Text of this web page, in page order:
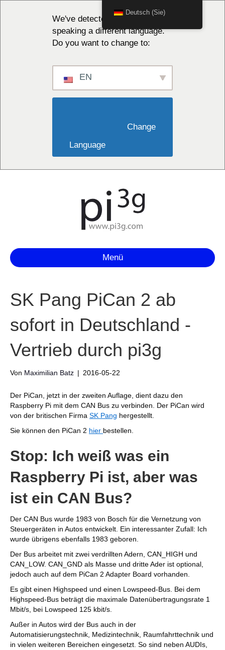
We've detected you might be
speaking a different language.
Do you want to change to:
EN
Language
Menü
SK Pang PiCan 2 ab
sofort in Deutschland -
Vertrieb durch pi3g
Von Maximilian Batz | 2016-05-22
Der PiCan, jetzt in der zweiten Auflage, dient dazu den
Raspberry Pi mit dem CAN Bus zu verbinden. Der PiCan wird
von der britischen Firma SK Pang hergestellt.
Sie können den PiCan 2 hier bestellen.
Stop: Ich weiß was ein
Raspberry Pi ist, aber was
ist ein CAN Bus?
Der CAN Bus wurde 1983 von Bosch für die Vernetzung von
Steuergeräten in Autos entwickelt. Ein interessanter Zufall: Ich
wurde übrigens ebenfalls 1983 geboren.
Der Bus arbeitet mit zwei verdrillten Adern, CAN_HIGH und
CAN_LOW. CAN_GND als Masse und dritte Ader ist optional,
jedoch auch auf dem PiCan 2 Adapter Board vorhanden.
Es gibt einen Highspeed und einen Lowspeed-Bus. Bei dem
Highspeed-Bus beträgt die maximale Datenübertragungsrate 1
Mbit/s, bei Lowspeed 125 kbit/s.
Außer in Autos wird der Bus auch in der
Automatisierungstechnik, Medizintechnik, Raumfahrttechnik und
in vielen weiteren Bereichen eingesetzt. So sind neben AUDIs,
Deutsch (Sie)